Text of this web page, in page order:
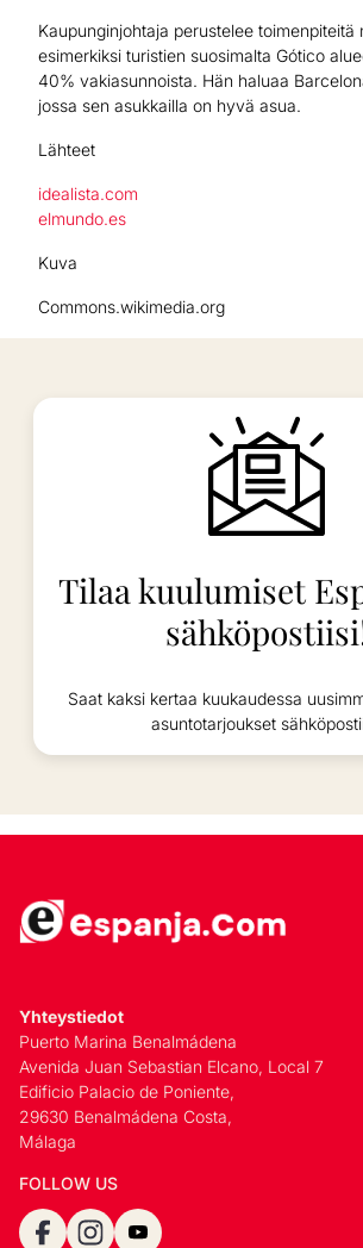
Kaupunginjohtaja perustelee toimenpiteitä
esimerkiksi turistien suosimalta Gótico
40% vakiasunnoista. Hän haluaa
jossa sen asukkailla on hyvä asua.
Lähteet
idealista.com
elmundo.es
Kuva
Commons.wikimedia.org
Tilaa kuulumiset
Saat kaksi kertaa kuukaudessa
asuntotarjoukset
Yhteystiedot
Puerto Marina Benalmádena
Avenida Juan Sebastian Elcano, Local 7
Edificio Palacio de Poniente,
29630 Benalmádena Costa,
Málaga
FOLLOW US